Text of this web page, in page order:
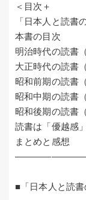
＜目次＋
「日本人と読書
本書の目次
明治時代の読書
大正時代の読書
昭和前期の読書
昭和中期の読書
昭和後期の読書
読書は「優越感
まとめと感想
■「日本人と読書